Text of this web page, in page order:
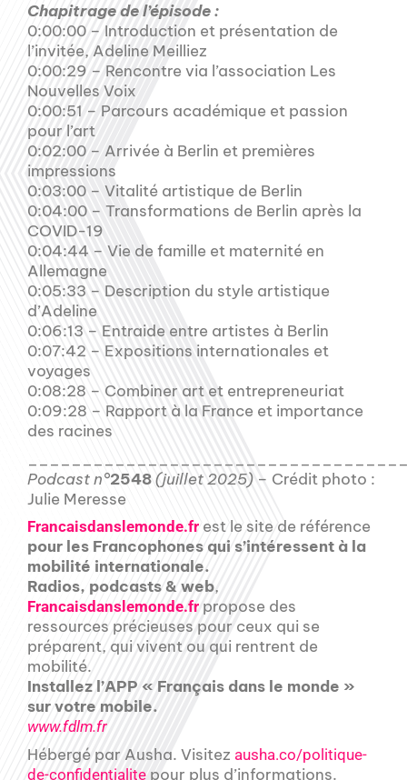
Chapitrage de l’épisode :
0:00:00 – Introduction et présentation de
l’invitée, Adeline Meilliez
0:00:29 – Rencontre via l’association Les
Nouvelles Voix
0:00:51 – Parcours académique et passion
pour l’art
0:02:00 – Arrivée à Berlin et premières
impressions
0:03:00 – Vitalité artistique de Berlin
0:04:00 – Transformations de Berlin après la
COVID-19
0:04:44 – Vie de famille et maternité en
Allemagne
0:05:33 – Description du style artistique
d’Adeline
0:06:13 – Entraide entre artistes à Berlin
0:07:42 – Expositions internationales et
voyages
0:08:28 – Combiner art et entrepreneuriat
0:09:28 – Rapport à la France et importance
des racines
Podcast n°2548(juillet 2025) – Crédit photo :
Julie Meresse
Francaisdanslemonde.fr est le site de référence
pour les Francophones qui s’intéressent à la
mobilité internationale.
Radios, podcasts & web,
Francaisdanslemonde.fr propose des
ressources précieuses pour ceux qui se
préparent, qui vivent ou qui rentrent de
mobilité.
Installez l’APP « Français dans le monde »
sur votre mobile.
www.fdlm.fr
Hébergé par Ausha. Visitez ausha.co/politique-
de-confidentialite pour plus d’informations.